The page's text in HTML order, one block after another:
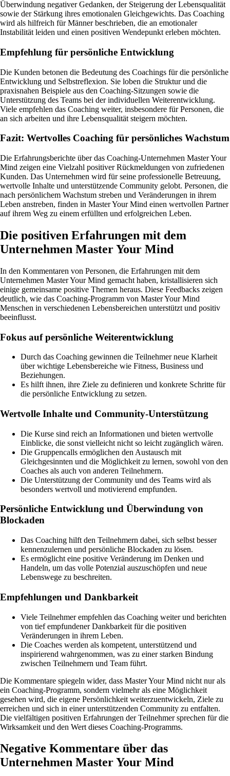
Überwindung negativer Gedanken, der Steigerung der Lebensqualität
sowie der Stärkung ihres emotionalen Gleichgewichts. Das Coaching
wird als hilfreich für Männer beschrieben, die an emotionaler
Instabilität leiden und einen positiven Wendepunkt erleben möchten.
Empfehlung für persönliche Entwicklung
Die Kunden betonen die Bedeutung des Coachings für die persönliche
Entwicklung und Selbstreflexion. Sie loben die Struktur und die
praxisnahen Beispiele aus den Coaching-Sitzungen sowie die
Unterstützung des Teams bei der individuellen Weiterentwicklung.
Viele empfehlen das Coaching weiter, insbesondere für Personen, die
an sich arbeiten und ihre Lebensqualität steigern möchten.
Fazit: Wertvolles Coaching für persönliches Wachstum
Die Erfahrungsberichte über das Coaching-Unternehmen Master Your
Mind zeigen eine Vielzahl positiver Rückmeldungen von zufriedenen
Kunden. Das Unternehmen wird für seine professionelle Betreuung,
wertvolle Inhalte und unterstützende Community gelobt. Personen, die
nach persönlichem Wachstum streben und Veränderungen in ihrem
Leben anstreben, finden in Master Your Mind einen wertvollen Partner
auf ihrem Weg zu einem erfüllten und erfolgreichen Leben.
Die positiven Erfahrungen mit dem
Unternehmen Master Your Mind
In den Kommentaren von Personen, die Erfahrungen mit dem
Unternehmen Master Your Mind gemacht haben, kristallisieren sich
einige gemeinsame positive Themen heraus. Diese Feedbacks zeigen
deutlich, wie das Coaching-Programm von Master Your Mind
Menschen in verschiedenen Lebensbereichen unterstützt und positiv
beeinflusst.
Fokus auf persönliche Weiterentwicklung
Durch das Coaching gewinnen die Teilnehmer neue Klarheit
über wichtige Lebensbereiche wie Fitness, Business und
Beziehungen.
Es hilft ihnen, ihre Ziele zu definieren und konkrete Schritte für
die persönliche Entwicklung zu setzen.
Wertvolle Inhalte und Community-Unterstützung
Die Kurse sind reich an Informationen und bieten wertvolle
Einblicke, die sonst vielleicht nicht so leicht zugänglich wären.
Die Gruppencalls ermöglichen den Austausch mit
Gleichgesinnten und die Möglichkeit zu lernen, sowohl von den
Coaches als auch von anderen Teilnehmern.
Die Unterstützung der Community und des Teams wird als
besonders wertvoll und motivierend empfunden.
Persönliche Entwicklung und Überwindung von
Blockaden
Das Coaching hilft den Teilnehmern dabei, sich selbst besser
kennenzulernen und persönliche Blockaden zu lösen.
Es ermöglicht eine positive Veränderung im Denken und
Handeln, um das volle Potenzial auszuschöpfen und neue
Lebenswege zu beschreiten.
Empfehlungen und Dankbarkeit
Viele Teilnehmer empfehlen das Coaching weiter und berichten
von tief empfundener Dankbarkeit für die positiven
Veränderungen in ihrem Leben.
Die Coaches werden als kompetent, unterstützend und
inspirierend wahrgenommen, was zu einer starken Bindung
zwischen Teilnehmern und Team führt.
Die Kommentare spiegeln wider, dass Master Your Mind nicht nur als
ein Coaching-Programm, sondern vielmehr als eine Möglichkeit
gesehen wird, die eigene Persönlichkeit weiterzuentwickeln, Ziele zu
erreichen und sich in einer unterstützenden Community zu entfalten.
Die vielfältigen positiven Erfahrungen der Teilnehmer sprechen für die
Wirksamkeit und den Wert dieses Coaching-Programms.
Negative Kommentare über das
Unternehmen Master Your Mind